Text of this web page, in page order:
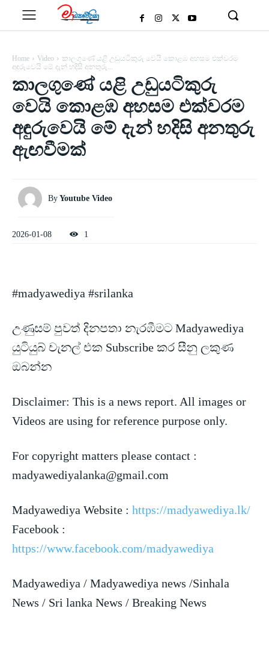
Home Video
කාලගුණේ යළි උඩුයටිකුරු වෙයි කොළඹ අහසම එක්වරම
අඳුරුවෙයි මේ දැන් හදිසි අනතුරු...
කාලගුණේ යළි උඩුයටිකුරු
වෙයි කොළඹ අහසම එක්වරම
අඳුරුවෙයි මේ දැන් හදිසි අනතුරු
ඇඟවීමක්
By Youtube Video
2026-01-08 1
#madyawediya #srilanka
උණුසම් පුවත් දිනපතා නැරඹීමට Madyawediya
යුටියුබ් චැනල් එක Subscribe කර සීනු ලකුණ
ඔබන්න
Disclaimer: This is a news report. All images or
Videos are using for reference purpose only.
For copyright matters please contact :
madyawediyalanka@gmail.com
Madyawediya Website : https://madyawediya.lk/
Facebook :
https://www.facebook.com/madyawediya
Madyawediya / Madyawediya news /Sinhala
News / Sri lanka News / Breaking News